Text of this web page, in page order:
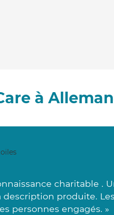
à
charitable .
produite.
personnes engagés. »